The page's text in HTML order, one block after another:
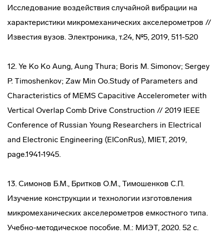
Исследование воздействия случайной вибрации на
характеристики микромеханических акселерометров //
Известия вузов. Электроника, т.24, №5, 2019, 511-520
12. Ye Ko Ko Aung, Aung Thura; Boris M. Simonov; Sergey
P. Timoshenkov; Zaw Min Oo.Study of Parameters and
Characteristics of MEMS Capacitive Accelerometer with
Vertical Overlap Comb Drive Construction // 2019 IEEE
Conference of Russian Young Researchers in Electrical
and Electronic Engineering (EIConRus), MIET, 2019,
page.1941-1945.
13. Симонов Б.М., Бритков О.М., Тимошенков С.П.
Изучение конструкции и технологии изготовления
микромеханических акселерометров емкостного типа.
Учебно-методическое пособие. М.: МИЭТ, 2020. 52 с.